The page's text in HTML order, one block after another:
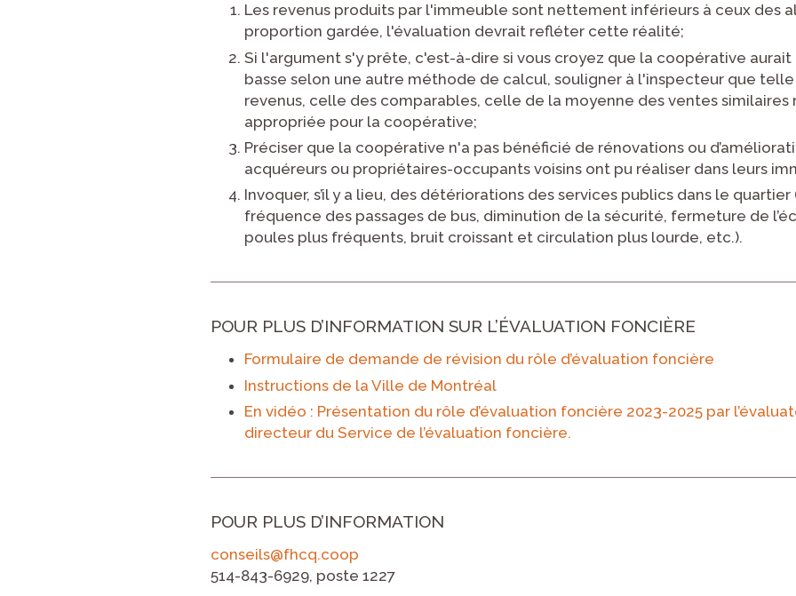
Les revenus produits par l'immeuble sont nettement inférieurs à ceux des
proportion gardée, l'évaluation devrait refléter cette réalité;
Si l'argument s'y prête, c'est-à-dire si vous croyez que la coopérative
basse selon une autre méthode de calcul, souligner à l'inspecteur que
revenus, celle des comparables, celle de la moyenne des ventes similaires
appropriée pour la coopérative;
Préciser que la coopérative n'a pas bénéficié de rénovations ou
acquéreurs ou propriétaires-occupants voisins ont pu réaliser dans leurs
Invoquer, s’il y a lieu, des détériorations des services publics dans le
fréquence des passages de bus, diminution de la sécurité, fermeture de
poules plus fréquents, bruit croissant et circulation plus lourde, etc.).
POUR PLUS D’INFORMATION SUR L’ÉVALUATION FONCIÈRE
Formulaire de demande de révision du rôle d’évaluation foncière
Instructions de la Ville de Montréal
En vidéo : Présentation du rôle d’évaluation foncière 2023-2025 par
directeur du Service de l’évaluation foncière.
POUR PLUS D’INFORMATION
conseils@fhcq.coop
514-843-6929, poste 1227